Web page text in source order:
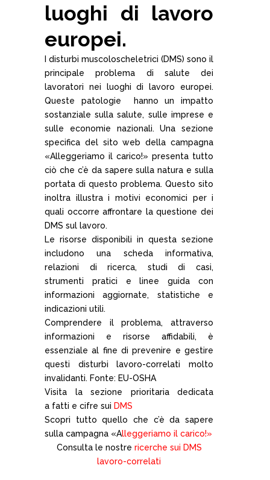
luoghi di lavoro
europei.
I disturbi muscoloscheletrici (DMS) sono il
principale problema di salute dei
lavoratori nei luoghi di lavoro europei.
Queste patologie hanno un impatto
sostanziale sulla salute, sulle imprese e
sulle economie nazionali. Una sezione
specifica del sito web della campagna
«Alleggeriamo il carico!» presenta tutto
ciò che c’è da sapere sulla natura e sulla
portata di questo problema. Questo sito
inoltra illustra i motivi economici per i
quali occorre affrontare la questione dei
DMS sul lavoro.
Le risorse disponibili in questa sezione
includono una scheda informativa,
relazioni di ricerca, studi di casi,
strumenti pratici e linee guida con
informazioni aggiornate, statistiche e
indicazioni utili.
Comprendere il problema, attraverso
informazioni e risorse affidabili, è
essenziale al fine di prevenire e gestire
questi disturbi lavoro-correlati molto
invalidanti. Fonte: EU-OSHA
Visita la sezione prioritaria dedicata
a fatti e cifre sui DMS
Scopri tutto quello che c’è da sapere
sulla campagna «Alleggeriamo il carico!»
Consulta le nostre ricerche sui DMS
lavoro-correlati